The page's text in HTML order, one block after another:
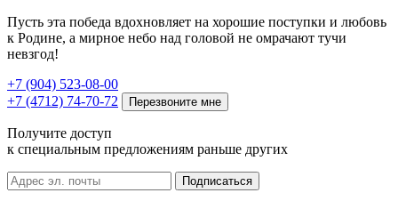
Пусть эта победа вдохновляет на хорошие поступки и любовь
к Родине, а мирное небо над головой не омрачают тучи
невзгод!
+7 (904) 523-08-00
+7 (4712) 74-70-72
Перезвоните мне
Получите доступ
к специальным предложениям раньше других
Подписаться